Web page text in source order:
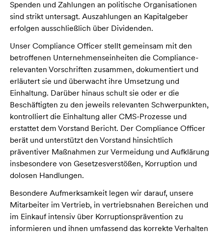
Spenden und Zahlungen an politische Organisationen
sind strikt untersagt. Auszahlungen an Kapitalgeber
erfolgen ausschließlich über Dividenden.
Unser Compliance Officer stellt gemeinsam mit den
betroffenen Unternehmenseinheiten die Compliance-
relevanten Vorschriften zusammen, dokumentiert und
erläutert sie und überwacht ihre Umsetzung und
Einhaltung. Darüber hinaus schult sie oder er die
Beschäftigten zu den jeweils relevanten Schwerpunkten,
kontrolliert die Einhaltung aller CMS-Prozesse und
erstattet dem Vorstand Bericht. Der Compliance Officer
berät und unterstützt den Vorstand hinsichtlich
präventiver Maßnahmen zur Vermeidung und Aufklärung
insbesondere von Gesetzesverstößen, Korruption und
dolosen Handlungen.
Besondere Aufmerksamkeit legen wir darauf, unsere
Mitarbeiter im Vertrieb, in vertriebsnahen Bereichen und
im Einkauf intensiv über Korruptionsprävention zu
informieren und ihnen umfassend das korrekte Verhalten